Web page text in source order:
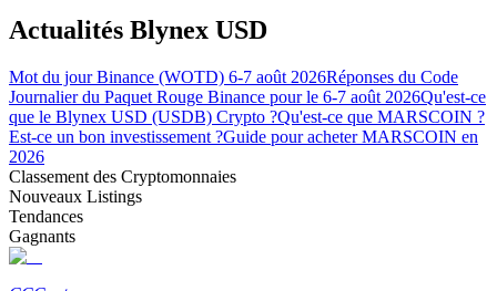
Stratégies de trading
Apprenez à rester rentable
Actualités Blynex USD
Mot du jour Binance (WOTD) 6-7 août 2026Réponses du Code
Journalier du Paquet Rouge Binance pour le 6-7 août 2026Qu'est-ce
que le Blynex USD (USDB) Crypto ?Qu'est-ce que MARSCOIN ?
Est-ce un bon investissement ?Guide pour acheter MARSCOIN en
2026
Classement des Cryptomonnaies
Nouveaux Listings
Tendances
Gagnants